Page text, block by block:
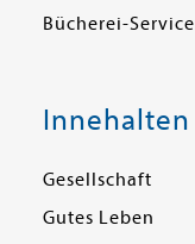
Bücherei-Service
Innehalten
Gesellschaft
Gutes Leben